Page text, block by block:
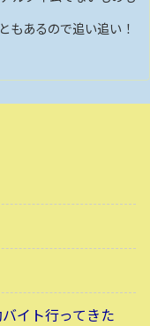
もあるので追い追い！
イト行ってきた